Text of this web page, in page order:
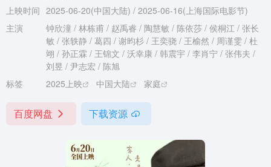
上映时间 2025-06-20(中国大陆) / 2025-06-16(上海国际电影节)
主演
钟欣潼 / 林栋甫 / 赵禹睿 / 陶慧敏 / 陈依莎 / 侯桐江 / 张长
敏 / 张轶静 / 葛四 / 谢昀杉 / 王奕骁 / 王榆然 / 周谨雯 / 杜
翊 / 孙正霖 / 王锦文 / 沃幸康 / 韩震宇 / 李肖宁 / 张伟夫 /
刘昱 / 尹志宏 / 陈旭
标签
2025上映 中国大陆 家庭
百度网盘 下载资源